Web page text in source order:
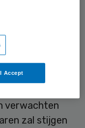
al
Van de
worden,
verwachten
zal stijgen
I Accept